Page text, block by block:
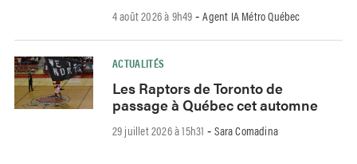
4 août 2026 à 9h49 -Agent IA Métro Québec
ACTUALITÉS
Les Raptors de Toronto de
passage à Québec cet automne
29 juillet 2026 à 15h31 -Sara Comadina